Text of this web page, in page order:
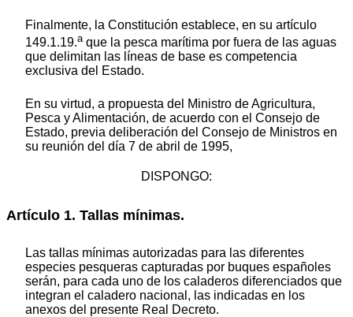
Finalmente, la Constitución establece, en su artículo
149.1.19.aque la pesca marítima por fuera de las aguas
que delimitan las líneas de base es competencia
exclusiva del Estado.
En su virtud, a propuesta del Ministro de Agricultura,
Pesca y Alimentación, de acuerdo con el Consejo de
Estado, previa deliberación del Consejo de Ministros en
su reunión del día 7 de abril de 1995,
DISPONGO:
Artículo 1. Tallas mínimas.
Las tallas mínimas autorizadas para las diferentes
especies pesqueras capturadas por buques españoles
serán, para cada uno de los caladeros diferenciados que
integran el caladero nacional, las indicadas en los
anexos del presente Real Decreto.